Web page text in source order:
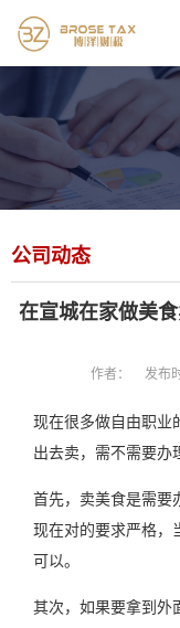
公司动态
在宣城在家做美
作者： 发布
现在很多做自由职业
出去卖，需不需要办
首先，卖美食是需要
现在对的要求严格，
可以。
其次，如果要拿到外